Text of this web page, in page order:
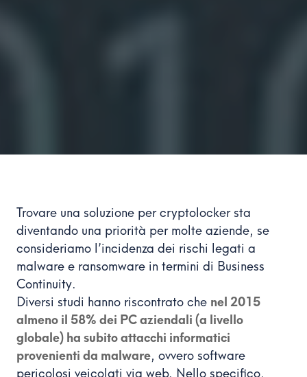
Trovare una soluzione per cryptolocker sta
diventando una priorità per molte aziende, se
consideriamo l’incidenza dei rischi legati a
malware e ransomware in termini di Business
Continuity.
Diversi studi hanno riscontrato che nel 2015
almeno il 58% dei PC aziendali (a livello
globale) ha subito attacchi informatici
provenienti da malware, ovvero software
pericolosi veicolati via web. Nello specifico,